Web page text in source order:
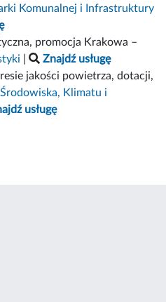
Komunalnej i Infrastruktury
promocja Krakowa –
|
Znajdź usługę
jakości powietrza, dotacji,
Klimatu i
usługę